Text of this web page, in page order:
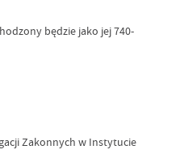
będzie jako jej 740-
Zakonnych w Instytucie